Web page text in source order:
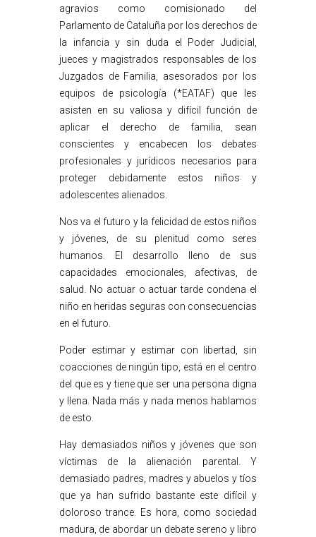
agravios como comisionado del
Parlamento de Cataluña por los derechos de
la infancia y sin duda el Poder Judicial,
jueces y magistrados responsables de los
Juzgados de Familia, asesorados por los
equipos de psicología (*EATAF) que les
asisten en su valiosa y difícil función de
aplicar el derecho de familia, sean
conscientes y encabecen los debates
profesionales y jurídicos necesarios para
proteger debidamente estos niños y
adolescentes alienados.
Nos va el futuro y la felicidad de estos niños
y jóvenes, de su plenitud como seres
humanos. El desarrollo lleno de sus
capacidades emocionales, afectivas, de
salud. No actuar o actuar tarde condena el
niño en heridas seguras con consecuencias
en el futuro.
Poder estimar y estimar con libertad, sin
coacciones de ningún tipo, está en el centro
del que es y tiene que ser una persona digna
y llena. Nada más y nada menos hablamos
de esto.
Hay demasiados niños y jóvenes que son
víctimas de la alienación parental. Y
demasiado padres, madres y abuelos y tíos
que ya han sufrido bastante este difícil y
doloroso trance. Es hora, como sociedad
madura, de abordar un debate sereno y libro